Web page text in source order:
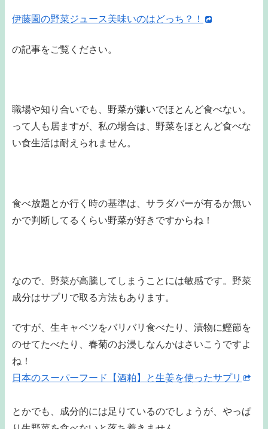
伊藤園の野菜ジュース美味いのはどっち？！
の記事をご覧ください。
職場や知り合いでも、野菜が嫌いでほとんど食べない。
って人も居ますが、私の場合は、野菜をほとんど食べな
い食生活は耐えられません。
食べ放題とか行く時の基準は、サラダバーが有るか無い
かで判断してるくらい野菜が好きですからね！
なので、野菜が高騰してしまうことには敏感です。野菜
成分はサプリで取る方法もあります。
ですが、生キャベツをバリバリ食べたり、漬物に鰹節を
のせてたべたり、春菊のお浸しなんかはさいこうですよ
ね！
日本のスーパーフード【酒粕】と生姜を使ったサプリ
とかでも、成分的には足りているのでしょうが、やっぱ